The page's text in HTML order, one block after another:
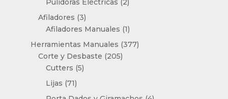
Pulidoras Eléctricas 2
Afiladores 33
productos
Afiladores Manuales 11
producto
Herramientas Manuales 377377
Corte y Desbaste 205205
Cutters 55
Lijas 7171
productos